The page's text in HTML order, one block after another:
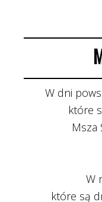
W dni
które
Msza
W
które są